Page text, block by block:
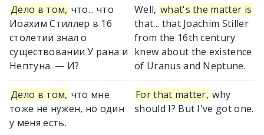
Дело в том, что... что
Иоахим Стиллер в 16
столетии знал о
существовании У рана и
Нептуна. — И?
Well, what's the matter is
that... that Joachim Stiller
from the 16th century
knew about the existence
of Uranus and Neptune.
Дело в том, что мне
тоже не нужен, но один
у меня есть.
For that matter, why
should I? But I've got one.